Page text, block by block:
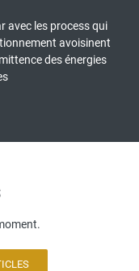
avec les process qui
avoisinent
des énergies